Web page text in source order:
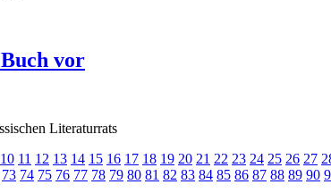
vor
Literaturrats
10 11 12 13 14 15 16 17 18 19 20 21 22 23 24 25 26 27
73 74 75 76 77 78 79 80 81 82 83 84 85 86 87 88 89 90